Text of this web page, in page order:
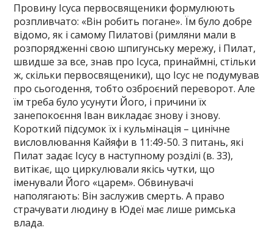
Провину Ісуса первосвященики формулюють
розпливчато: «Він робить погане». Їм було добре
відомо, як і самому Пилатові (римляни мали в
розпорядженні свою шпигунську мережу, і Пилат,
швидше за все, знав про Ісуса, принаймні, стільки
ж, скільки первосвященики), що Ісус не подумував
про сьогодення, тобто озброєний переворот. Але
їм треба було усунути Його, і причини їх
занепокоєння Іван викладає знову і знову.
Короткий підсумок їх і кульмінація – цинічне
висловлювання Кайяфи в 11:49-50. З питань, які
Пилат задає Ісусу в наступному розділі (в. 33),
витікає, що циркулювали якісь чутки, що
іменували Його «царем». Обвинувачі
наполягають: Він заслужив смерть. А право
страчувати людину в Юдеї має лише римська
влада.